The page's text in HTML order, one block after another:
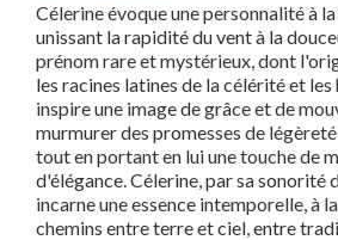
Célerine évoque une personnalité à
unissant la rapidité du vent à la
prénom rare et mystérieux, dont
les racines latines de la célérité et
inspire une image de grâce et de
murmurer des promesses de
tout en portant en lui une touche de
d'élégance. Célerine, par sa sonorité
incarne une essence intemporelle, à
chemins entre terre et ciel, entre